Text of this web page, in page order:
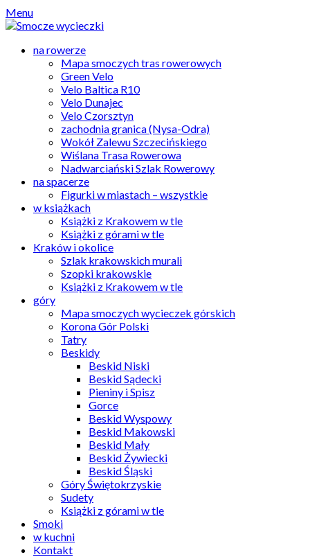
Skip
to
Menu
na rowerze
Mapa smoczych tras rowerowych
Green Velo
Velo Baltica R10
Velo Dunajec
Velo Czorsztyn
zachodnia granica (Nysa-Odra)
Wokół Zalewu Szczecińskiego
Wiślana Trasa Rowerowa
Nadwarciański Szlak Rowerowy
na spacerze
Figurki w miastach – wszystkie
w książkach
Książki z Krakowem w tle
Książki z górami w tle
Kraków i okolice
Szlak krakowskich murali
Szopki krakowskie
Książki z Krakowem w tle
góry
Mapa smoczych wycieczek górskich
Korona Gór Polski
Tatry
Beskidy
Beskid Niski
Beskid Sądecki
Pieniny i Spisz
Gorce
Beskid Wyspowy
Beskid Makowski
Beskid Mały
Beskid Żywiecki
Beskid Śląski
Góry Świętokrzyskie
Sudety
Książki z górami w tle
Smoki
w kuchni
Kontakt